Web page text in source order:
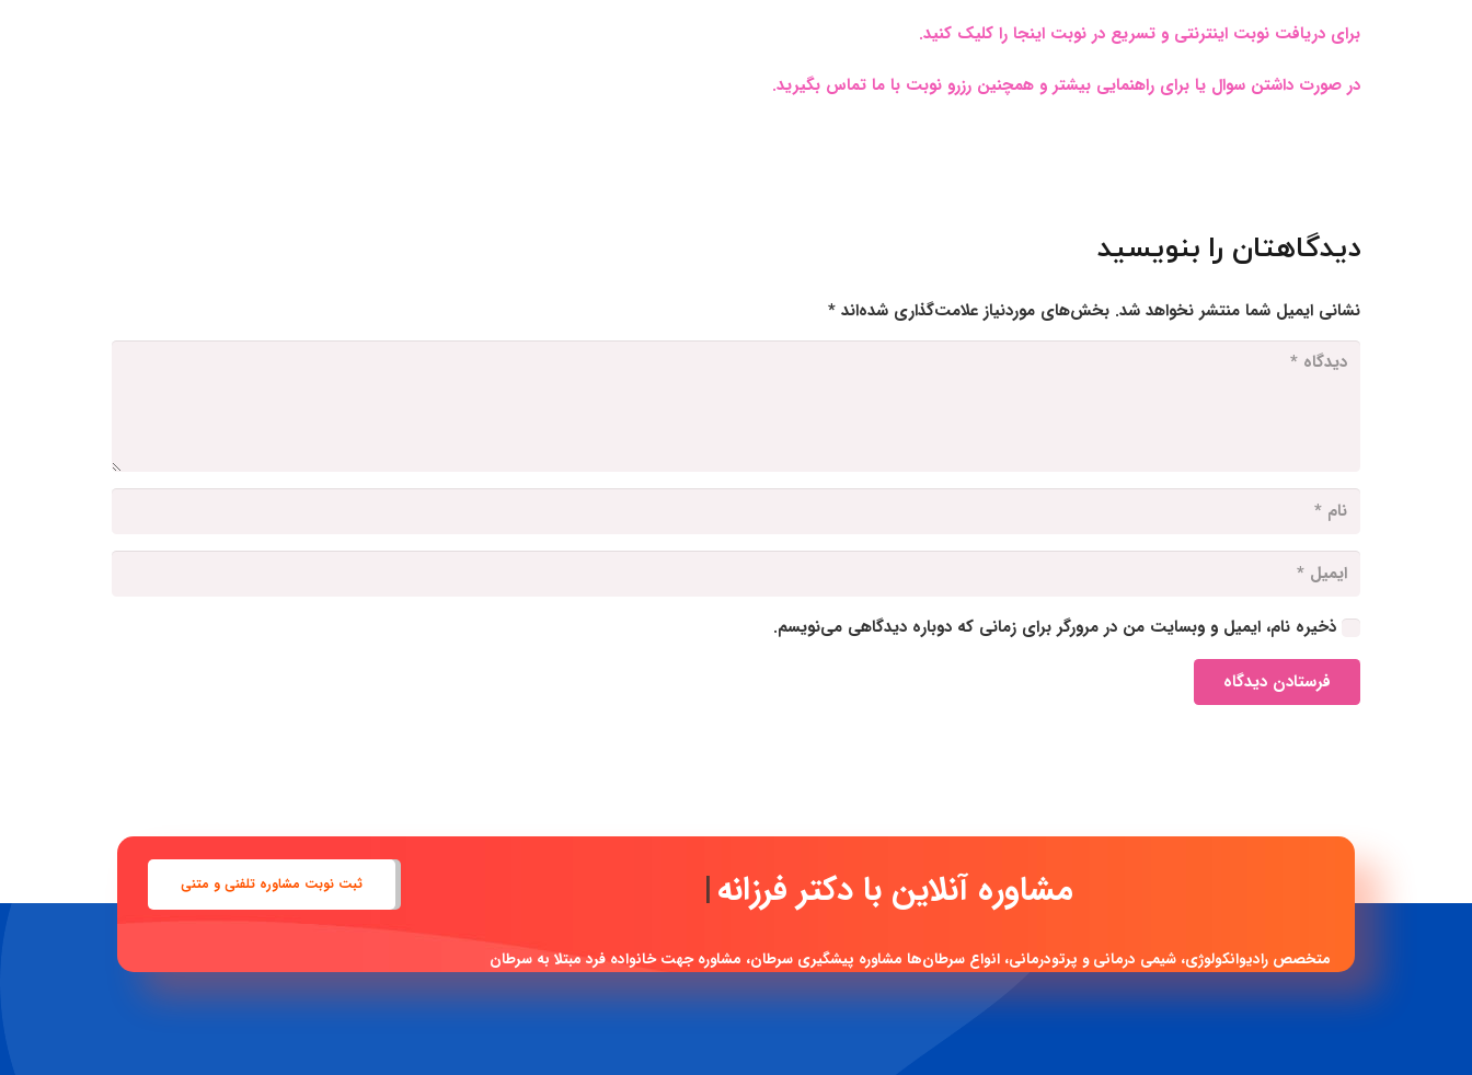
برای دریافت نوبت اینترنتی و تسریع در نوبت اینجا را کلیک کنید.
در صورت داشتن سوال یا برای راهنمایی بیشتر و همچنین رزرو نوبت با ما تماس بگیرید.
دیدگاهتان را بنویسید
نشانی ایمیل شما منتشر نخواهد شد. بخش‌های موردنیاز علامت‌گذاری شده‌اند *
ذخیره نام، ایمیل و وبسایت من در مرورگر برای زمانی که دوباره دیدگاهی می‌نویسم.
فرستادن دیدگاه
مش |
متخصص رادیوانکولوژی، شیمی درمانی و پرتودرمانی، انواع سرطان‌ها مشاوره پیشگیری سرطان، مشاوره جهت خانواده فرد مبتلا به سرطان
ثبت نوبت مشاوره تلفنی و متنی